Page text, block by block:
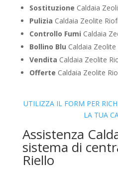
Sostituzione Caldaia
Pulizia Caldaia Zeolite
Controllo Fumi Caldaia
Bollino Blu Caldaia
Vendita Caldaia Zeolite
Offerte Caldaia Zeolite
UTILIZZA IL FORM PER
LA TUA
Assistenza
sistema di
Riello